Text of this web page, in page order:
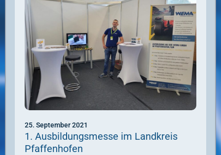
25. September 2021
1. Ausbildungsmesse im Landkreis
Pfaffenhofen